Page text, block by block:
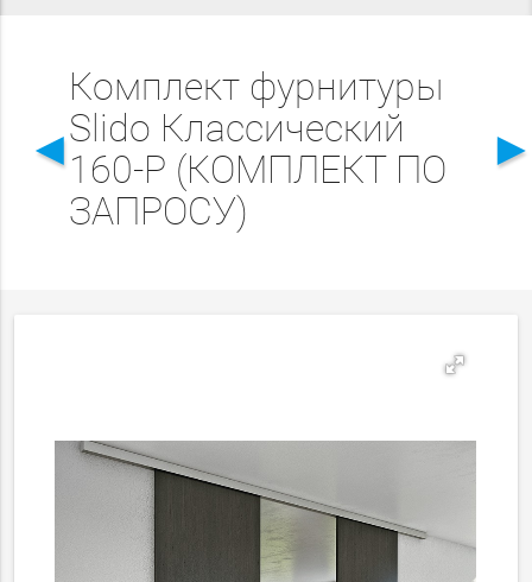
◄
Комплект фурнитуры
Slido Классический
160-P (КОМПЛЕКТ ПО
ЗАПРОСУ)